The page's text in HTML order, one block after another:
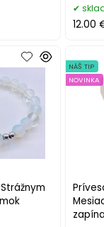
12.00
NÁŠ TIP
NOVINKA